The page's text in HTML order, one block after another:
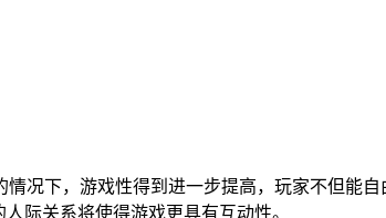
况下，游戏性得到进一步提高，玩家不但能
际关系将使得游戏更具有互动性。